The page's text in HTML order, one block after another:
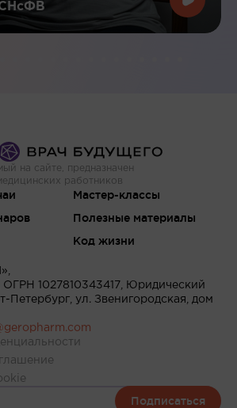
СНсФВ
на сайте, предназначен
работников
Мастер-классы
Полезные материалы
Код жизни
1027810343417, Юридический
Петербург, ул. Звенигородская, дом
Подписаться